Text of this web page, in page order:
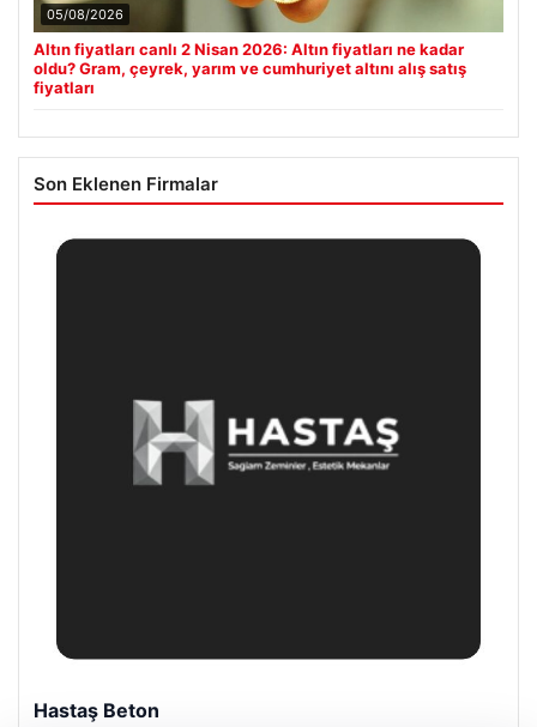
05/08/2026
Altın fiyatları canlı 2 Nisan 2026: Altın fiyatları ne kadar
oldu? Gram, çeyrek, yarım ve cumhuriyet altını alış satış
fiyatları
Son Eklenen Firmalar
Hastaş Beton